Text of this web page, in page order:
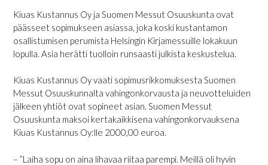
Kiuas Kustannus Oy ja Suomen Messut Osuuskunta ovat
päässeet sopimukseen asiassa, joka koski kustantamon
osallistumisen perumista Helsingin Kirjamessuille lokakuun
lopulla. Asia herätti tuolloin runsaasti julkista keskustelua.
Kiuas Kustannus Oy vaati sopimusrikkomuksesta Suomen
Messut Osuuskunnalta vahingonkorvausta ja neuvotteluiden
jälkeen yhtiöt ovat sopineet asian. Suomen Messut
Osuuskunta maksoi kertakaikkisena vahingonkorvauksena
Kiuas Kustannus Oy:lle 2000,00 euroa.
– ”Laiha sopu on aina lihavaa riitaa parempi. Meillä oli hyvin